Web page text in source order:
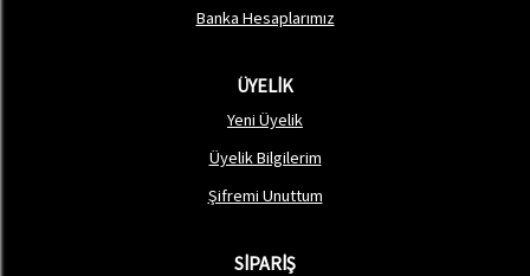
Banka Hesaplarımız
ÜYELİK
Yeni Üyelik
Üyelik Bilgilerim
Şifremi Unuttum
SİPARİŞ